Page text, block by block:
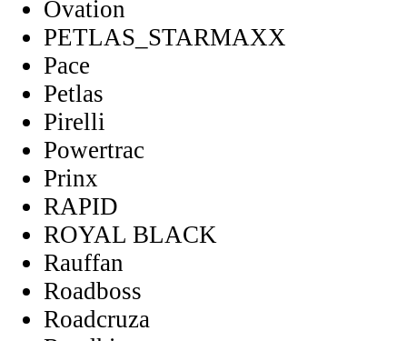
Ovation
PETLAS_STARMAXX
Pace
Petlas
Pirelli
Powertrac
Prinx
RAPID
ROYAL BLACK
Rauffan
Roadboss
Roadcruza